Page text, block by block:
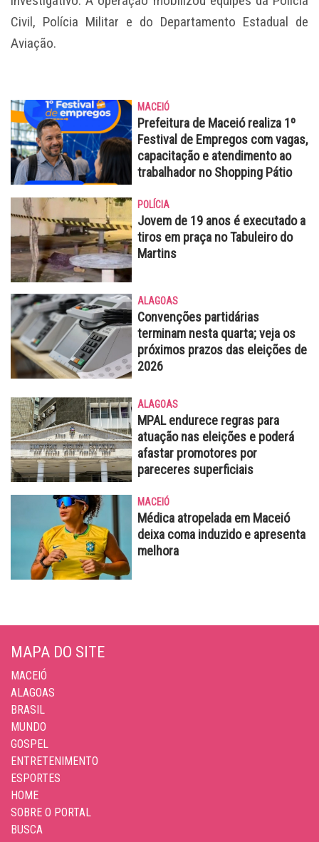
Civil, Polícia Militar e do Departamento Estadual de
Aviação.
MACEIÓ
Prefeitura de Maceió realiza 1º
Festival de Empregos com vagas,
capacitação e atendimento ao
trabalhador no Shopping Pátio
POLÍCIA
Jovem de 19 anos é executado a
tiros em praça no Tabuleiro do
Martins
ALAGOAS
Convenções partidárias
terminam nesta quarta; veja os
próximos prazos das eleições de
2026
ALAGOAS
MPAL endurece regras para
atuação nas eleições e poderá
afastar promotores por
pareceres superficiais
MACEIÓ
Médica atropelada em Maceió
deixa coma induzido e apresenta
melhora
MAPA DO SITE
MACEIÓ
ALAGOAS
BRASIL
MUNDO
GOSPEL
ENTRETENIMENTO
ESPORTES
HOME
SOBRE O PORTAL
BUSCA